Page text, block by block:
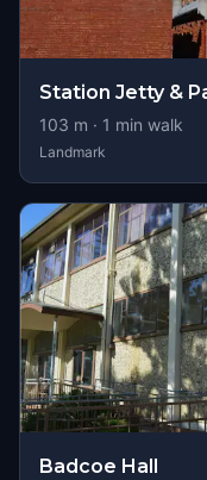
Station Jetty &
103 m · 1 min walk
Landmark
Badcoe Hall